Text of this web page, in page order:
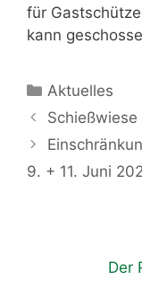
für
kann
Kategorien
Aktuelles
Schießwiese
9. + 11. Juni
Der